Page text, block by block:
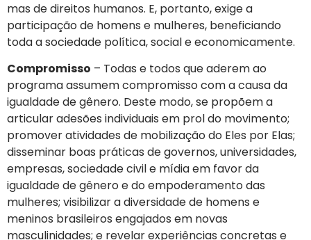
mas de direitos humanos. E, portanto, exige a
participação de homens e mulheres, beneficiando
toda a sociedade política, social e economicamente.
Compromisso – Todas e todos que aderem ao
programa assumem compromisso com a causa da
igualdade de gênero. Deste modo, se propõem a
articular adesões individuais em prol do movimento;
promover atividades de mobilização do Eles por Elas;
disseminar boas práticas de governos, universidades,
empresas, sociedade civil e mídia em favor da
igualdade de gênero e do empoderamento das
mulheres; visibilizar a diversidade de homens e
meninos brasileiros engajados em novas
masculinidades; e revelar experiências concretas e